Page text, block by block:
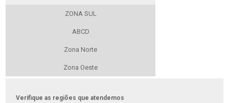
ZONA SUL
ABCD
Zona Norte
Zona Oeste
Verifique as regiões que atendemos